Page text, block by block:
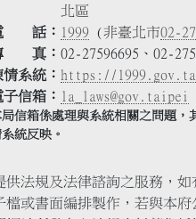
北區
話
1999 (非臺北市02-
真
02-27596695、02-
情系統
https://
子信箱
la_laws@gov.taipei
信箱係處理與系統相關之問題，
統反映。
法規及法律諮詢之服務，
或書面編排製作，若與本